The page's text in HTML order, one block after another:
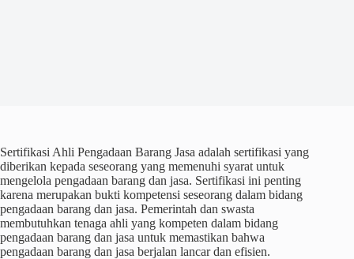
Sertifikasi Ahli Pengadaan Barang Jasa adalah sertifikasi yang
diberikan kepada seseorang yang memenuhi syarat untuk
mengelola pengadaan barang dan jasa. Sertifikasi ini penting
karena merupakan bukti kompetensi seseorang dalam bidang
pengadaan barang dan jasa. Pemerintah dan swasta
membutuhkan tenaga ahli yang kompeten dalam bidang
pengadaan barang dan jasa untuk memastikan bahwa
pengadaan barang dan jasa berjalan lancar dan efisien.